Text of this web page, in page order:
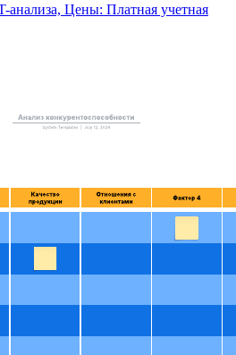
Цены: Платная учетная